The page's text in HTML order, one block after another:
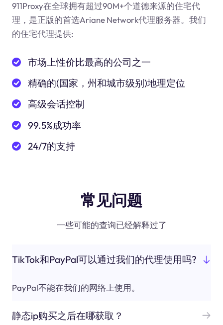
911Proxy在全球拥有超过90M+个道德来源的住宅代
理，是正版的首选Ariane Network代理服务器。我们
的住宅代理提供:
市场上性价比最高的公司之一
精确的(国家，州和城市级别)地理定位
高级会话控制
99.5%成功率
24/7的支持
常见问题
一些可能的查询已经解释过了
TikTok和PayPal可以通过我们的代理使用吗?
PayPal不能在我们的网络上使用。
静态ip购买之后在哪获取？